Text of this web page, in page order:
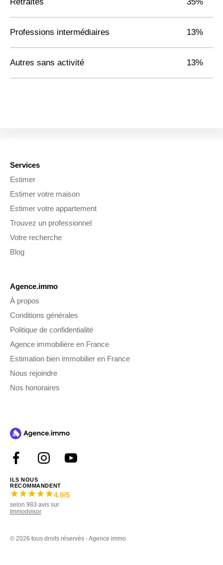
Professions intermédiaires 13%
Autres sans activité 13%
Services
Estimer
Estimer votre maison
Estimer votre appartement
Trouvez un professionnel
Votre recherche
Blog
Agence.immo
À propos
Conditions générales
Politique de confidentialité
Agence immobilière en France
Estimation bien immobilier en France
Nous rejoindre
Nos honoraires
ILS NOUS
RECOMMANDENT
4.9/5
selon 983 avis sur
Immodvisor
© 2026 tous droits réservés - Agence.immo